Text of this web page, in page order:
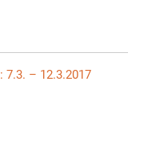
7.3. – 12.3.2017